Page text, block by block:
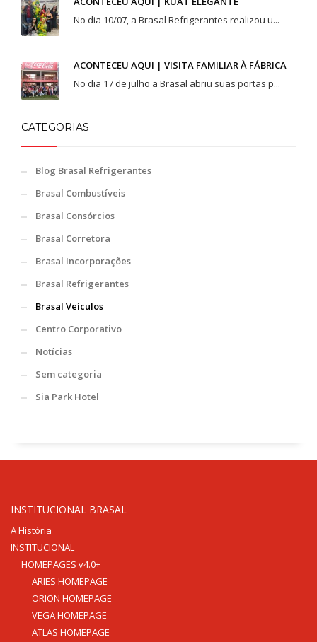
SIA
Quadra - 2C Conjunto - A
Cruzeiro
SRES Área Esp. s/no, Bloco M Brasília (DF)
Fone: (61) 3081-4921
Setor de Clubes Sul
SCE Sul Trecho 1, Conj. 9 - Avenida das Nações Brasília (DF)
Taguatinga Setor Hoteleiro Sul
Fone: (61) 3036-9962
Se você procura outrs contatos, entre em contato conosco,
enviando um e-mail para contato@brasal.com.br. Obrigado!
No dia 10/07, a Brasal Refrigerantes realizou u...
ACONTECEU AQUI | VISITA FAMILIAR À FÁBRICA
No dia 17 de julho a Brasal abriu suas portas p...
CATEGORIAS
Blog Brasal Refrigerantes
Brasal Combustíveis
Brasal Consórcios
Brasal Corretora
Brasal Incorporações
Brasal Refrigerantes
Brasal Veículos
Centro Corporativo
Notícias
Sem categoria
Sia Park Hotel
INSTITUCIONAL BRASAL
A História
INSTITUCIONAL
HOMEPAGES v4.0+
ARIES HOMEPAGE
ORION HOMEPAGE
VEGA HOMEPAGE
ATLAS HOMEPAGE